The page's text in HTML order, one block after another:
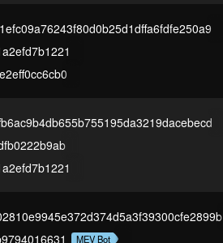
MEV Bot